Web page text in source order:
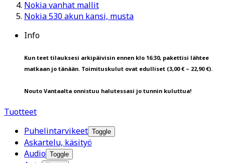
Nokia vanhat mallit
Nokia 530 akun kansi, musta
Info
Kun teet tilauksesi arkipäivisin ennen klo 16:30, pakettisi lähtee
matkaan jo tänään. Toimituskulut ovat edulliset (3,00 € – 22,90 €).
Nouto Vantaalta onnistuu halutessasi jo tunnin kuluttua!
Tuotteet
Puhelintarvikeet Toggle
Askartelu, käsityö
Audio Toggle